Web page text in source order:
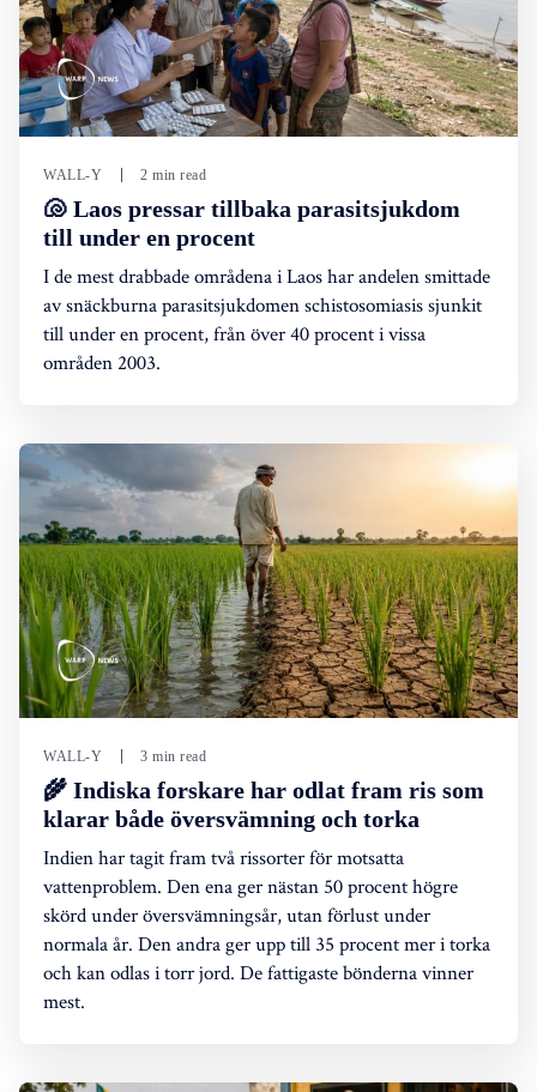
WALL-Y 2 min read
🐚 Laos pressar tillbaka parasitsjukdom
till under en procent
I de mest drabbade områdena i Laos har andelen smittade
av snäckburna parasitsjukdomen schistosomiasis sjunkit
till under en procent, från över 40 procent i vissa
områden 2003.
WALL-Y 3 min read
🌾 Indiska forskare har odlat fram ris som
klarar både översvämning och torka
Indien har tagit fram två rissorter för motsatta
vattenproblem. Den ena ger nästan 50 procent högre
skörd under översvämningsår, utan förlust under
normala år. Den andra ger upp till 35 procent mer i torka
och kan odlas i torr jord. De fattigaste bönderna vinner
mest.